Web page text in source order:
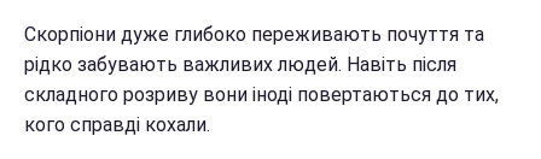
Скорпіони дуже глибоко переживають почуття та
рідко забувають важливих людей. Навіть після
складного розриву вони іноді повертаються до тих,
кого справді кохали.